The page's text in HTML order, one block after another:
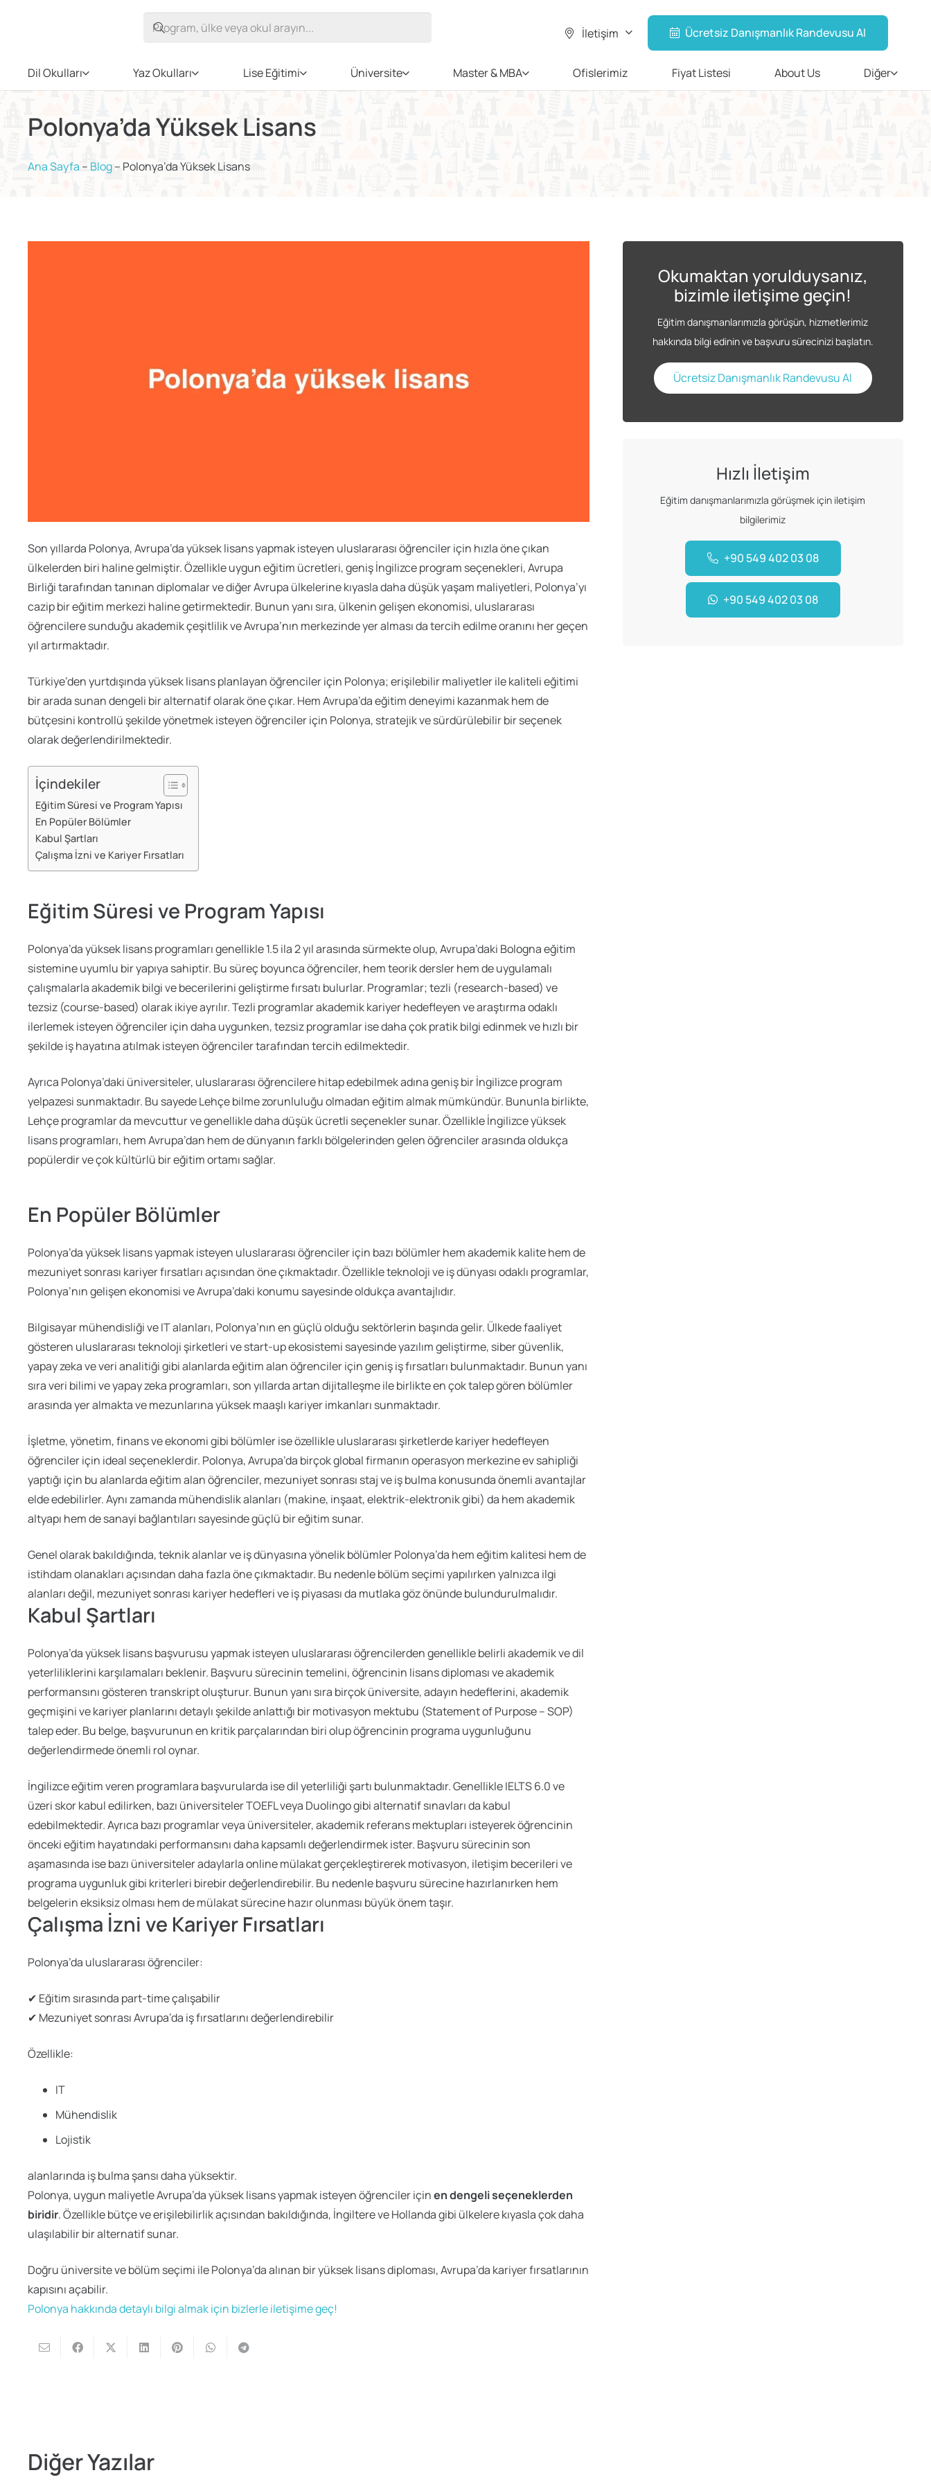
İletişim Ücretsiz Danışmanlık Randevusu Al
Dil Okulları Yaz Okulları Lise Eğitimi Üniversite Master & MBA Ofislerimiz Fiyat Listesi About Us Diğer
Polonya’da Yüksek Lisans
Ana Sayfa – Blog– Polonya’da Yüksek Lisans
Son yıllarda Polonya, Avrupa’da yüksek lisans yapmak isteyen uluslararası öğrenciler için hızla öne çıkan
ülkelerden biri haline gelmiştir. Özellikle uygun eğitim ücretleri, geniş İngilizce program seçenekleri, Avrupa
Birliği tarafından tanınan diplomalar ve diğer Avrupa ülkelerine kıyasla daha düşük yaşam maliyetleri, Polonya’yı
cazip bir eğitim merkezi haline getirmektedir. Bunun yanı sıra, ülkenin gelişen ekonomisi, uluslararası
öğrencilere sunduğu akademik çeşitlilik ve Avrupa’nın merkezinde yer alması da tercih edilme oranını her geçen
yıl artırmaktadır.
Türkiye’den yurtdışında yüksek lisans planlayan öğrenciler için Polonya; erişilebilir maliyetler ile kaliteli eğitimi
bir arada sunan dengeli bir alternatif olarak öne çıkar. Hem Avrupa’da eğitim deneyimi kazanmak hem de
bütçesini kontrollü şekilde yönetmek isteyen öğrenciler için Polonya, stratejik ve sürdürülebilir bir seçenek
olarak değerlendirilmektedir.
İçindekiler
Eğitim Süresi ve Program Yapısı
En Popüler Bölümler
Kabul Şartları
Çalışma İzni ve Kariyer Fırsatları
Eğitim Süresi ve Program Yapısı
Polonya’da yüksek lisans programları genellikle 1.5 ila 2 yıl arasında sürmekte olup, Avrupa’daki Bologna eğitim
sistemine uyumlu bir yapıya sahiptir. Bu süreç boyunca öğrenciler, hem teorik dersler hem de uygulamalı
çalışmalarla akademik bilgi ve becerilerini geliştirme fırsatı bulurlar. Programlar; tezli (research-based) ve
tezsiz (course-based) olarak ikiye ayrılır. Tezli programlar akademik kariyer hedefleyen ve araştırma odaklı
ilerlemek isteyen öğrenciler için daha uygunken, tezsiz programlar ise daha çok pratik bilgi edinmek ve hızlı bir
şekilde iş hayatına atılmak isteyen öğrenciler tarafından tercih edilmektedir.
Ayrıca Polonya’daki üniversiteler, uluslararası öğrencilere hitap edebilmek adına geniş bir İngilizce program
yelpazesi sunmaktadır. Bu sayede Lehçe bilme zorunluluğu olmadan eğitim almak mümkündür. Bununla birlikte,
Lehçe programlar da mevcuttur ve genellikle daha düşük ücretli seçenekler sunar. Özellikle İngilizce yüksek
lisans programları, hem Avrupa’dan hem de dünyanın farklı bölgelerinden gelen öğrenciler arasında oldukça
popülerdir ve çok kültürlü bir eğitim ortamı sağlar.
En Popüler Bölümler
Polonya’da yüksek lisans yapmak isteyen uluslararası öğrenciler için bazı bölümler hem akademik kalite hem de
mezuniyet sonrası kariyer fırsatları açısından öne çıkmaktadır. Özellikle teknoloji ve iş dünyası odaklı programlar,
Polonya’nın gelişen ekonomisi ve Avrupa’daki konumu sayesinde oldukça avantajlıdır.
Bilgisayar mühendisliği ve IT alanları, Polonya’nın en güçlü olduğu sektörlerin başında gelir. Ülkede faaliyet
gösteren uluslararası teknoloji şirketleri ve start-up ekosistemi sayesinde yazılım geliştirme, siber güvenlik,
yapay zeka ve veri analitiği gibi alanlarda eğitim alan öğrenciler için geniş iş fırsatları bulunmaktadır. Bunun yanı
sıra veri bilimi ve yapay zeka programları, son yıllarda artan dijitalleşme ile birlikte en çok talep gören bölümler
arasında yer almakta ve mezunlarına yüksek maaşlı kariyer imkanları sunmaktadır.
İşletme, yönetim, finans ve ekonomi gibi bölümler ise özellikle uluslararası şirketlerde kariyer hedefleyen
öğrenciler için ideal seçeneklerdir. Polonya, Avrupa’da birçok global firmanın operasyon merkezine ev sahipliği
yaptığı için bu alanlarda eğitim alan öğrenciler, mezuniyet sonrası staj ve iş bulma konusunda önemli avantajlar
elde edebilirler. Aynı zamanda mühendislik alanları (makine, inşaat, elektrik-elektronik gibi) da hem akademik
altyapı hem de sanayi bağlantıları sayesinde güçlü bir eğitim sunar.
Genel olarak bakıldığında, teknik alanlar ve iş dünyasına yönelik bölümler Polonya’da hem eğitim kalitesi hem de
istihdam olanakları açısından daha fazla öne çıkmaktadır. Bu nedenle bölüm seçimi yapılırken yalnızca ilgi
alanları değil, mezuniyet sonrası kariyer hedefleri ve iş piyasası da mutlaka göz önünde bulundurulmalıdır.
Kabul Şartları
Polonya’da yüksek lisans başvurusu yapmak isteyen uluslararası öğrencilerden genellikle belirli akademik ve dil
yeterliliklerini karşılamaları beklenir. Başvuru sürecinin temelini, öğrencinin lisans diploması ve akademik
performansını gösteren transkript oluşturur. Bunun yanı sıra birçok üniversite, adayın hedeflerini, akademik
geçmişini ve kariyer planlarını detaylı şekilde anlattığı bir motivasyon mektubu (Statement of Purpose – SOP)
talep eder. Bu belge, başvurunun en kritik parçalarından biri olup öğrencinin programa uygunluğunu
değerlendirmede önemli rol oynar.
İngilizce eğitim veren programlara başvurularda ise dil yeterliliği şartı bulunmaktadır. Genellikle IELTS 6.0 ve
üzeri skor kabul edilirken, bazı üniversiteler TOEFL veya Duolingo gibi alternatif sınavları da kabul
edebilmektedir. Ayrıca bazı programlar veya üniversiteler, akademik referans mektupları isteyerek öğrencinin
önceki eğitim hayatındaki performansını daha kapsamlı değerlendirmek ister. Başvuru sürecinin son
aşamasında ise bazı üniversiteler adaylarla online mülakat gerçekleştirerek motivasyon, iletişim becerileri ve
programa uygunluk gibi kriterleri birebir değerlendirebilir. Bu nedenle başvuru sürecine hazırlanırken hem
belgelerin eksiksiz olması hem de mülakat sürecine hazır olunması büyük önem taşır.
Çalışma İzni ve Kariyer Fırsatları
Polonya’da uluslararası öğrenciler:
✔ Eğitim sırasında part-time çalışabilir
✔ Mezuniyet sonrası Avrupa’da iş fırsatlarını değerlendirebilir
Özellikle:
IT
Mühendislik
Lojistik
alanlarında iş bulma şansı daha yüksektir.
Polonya, uygun maliyetle Avrupa’da yüksek lisans yapmak isteyen öğrenciler içinen dengeli seçeneklerden
biridir. Özellikle bütçe ve erişilebilirlik açısından bakıldığında, İngiltere ve Hollanda gibi ülkelere kıyasla çok daha
ulaşılabilir bir alternatif sunar.
Doğru üniversite ve bölüm seçimi ile Polonya’da alınan bir yüksek lisans diploması, Avrupa’da kariyer fırsatlarının
kapısını açabilir.
Polonya hakkında detaylı bilgi almak için bizlerle iletişime geç!
Okumaktan yorulduysanız,
bizimle iletişime geçin!
Eğitim danışmanlarımızla görüşün, hizmetlerimiz
hakkında bilgi edinin ve başvuru sürecinizi başlatın.
Ücretsiz Danışmanlık Randevusu Al
Hızlı İletişim
Eğitim danışmanlarımızla görüşmek için iletişim
bilgilerimiz
+90 549 402 03 08
+90 549 402 03 08
Diğer Yazılar